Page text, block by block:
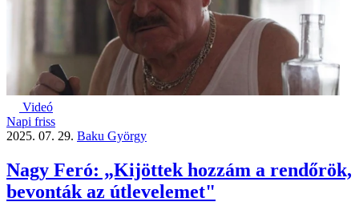
Videó
Napi friss
2025. 07. 29. Baku György
Nagy Feró: „Kijöttek hozzám a rendőrök,
bevonták az útlevelemet"